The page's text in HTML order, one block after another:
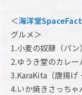
＜海洋堂
グルメ＞
1.小麦の奴隷（パン）
2.ゆうき堂のカレー
3.KaraKita（唐揚げ
4.いか焼きさっちゃ